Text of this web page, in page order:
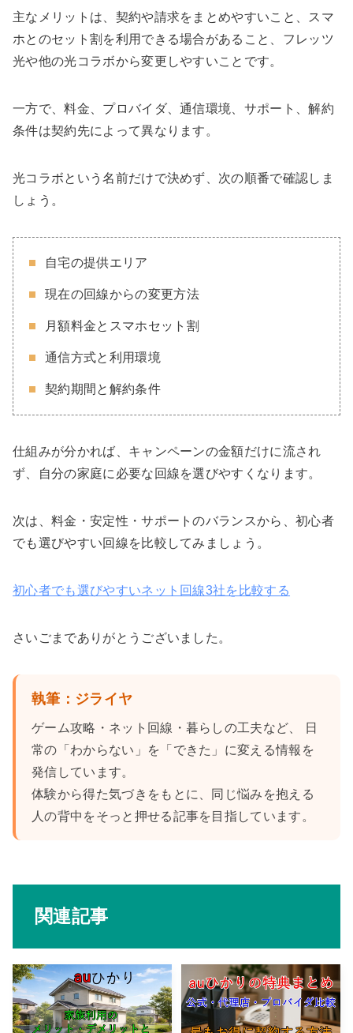
主なメリットは、契約や請求をまとめやすいこと、スマ
ホとのセット割を利用できる場合があること、フレッツ
光や他の光コラボから変更しやすいことです。
一方で、料金、プロバイダ、通信環境、サポート、解約
条件は契約先によって異なります。
光コラボという名前だけで決めず、次の順番で確認しま
しょう。
自宅の提供エリア
現在の回線からの変更方法
月額料金とスマホセット割
通信方式と利用環境
契約期間と解約条件
仕組みが分かれば、キャンペーンの金額だけに流され
ず、自分の家庭に必要な回線を選びやすくなります。
次は、料金・安定性・サポートのバランスから、初心者
でも選びやすい回線を比較してみましょう。
初心者でも選びやすいネット回線3社を比較する
さいごまでありがとうございました。
執筆：ジライヤ
ゲーム攻略・ネット回線・暮らしの工夫など、 日
常の「わからない」を「できた」に変える情報を
発信しています。
体験から得た気づきをもとに、同じ悩みを抱える
人の背中をそっと押せる記事を目指しています。
関連記事